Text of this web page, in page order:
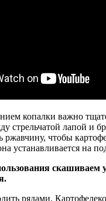
копалки важно
стрельчатой лапой и
ржавчину, чтобы
устанавливается на
скашиваем
рядами.